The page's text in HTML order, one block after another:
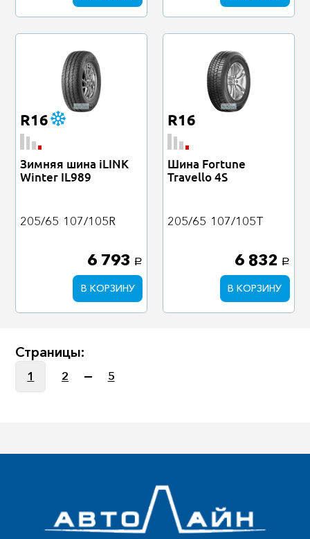
R16
Зимняя шина iLINK
Winter IL989
205/65 107/105R
6 793 a
В КОРЗИНУ
R16
Шина Fortune
Travello 4S
205/65 107/105T
6 832 a
В КОРЗИНУ
Страницы:
1 2 5